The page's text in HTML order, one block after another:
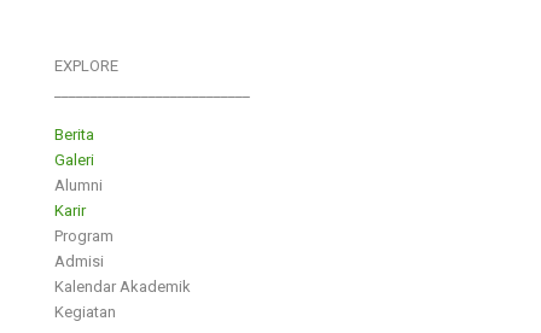
EXPLORE
Berita
Galeri
Alumni
Karir
Program
Admisi
Kalendar Akademik
Kegiatan